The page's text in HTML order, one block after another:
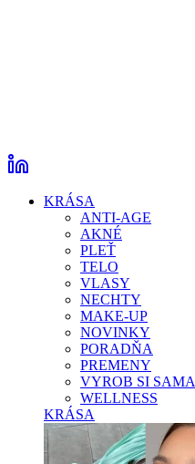
KRÁSA
ANTI-AGE
AKNÉ
PLEŤ
TELO
VLASY
NECHTY
MAKE-UP
NOVINKY
PORADŇA
PREMENY
VYROB SI SAMA
WELLNESS
KRÁSA